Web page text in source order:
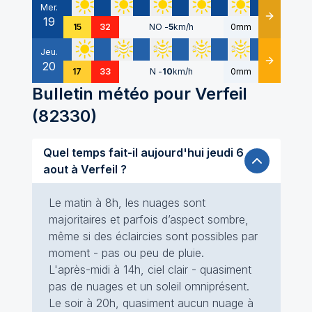
Mer.
19 15 32 NO -5km/h 0mm Détails
Jeu.
20 17 33 N -10km/h 0mm Détails
Bulletin météo pour Verfeil
(82330)
Quel temps fait-il aujourd'hui jeudi 6
aout à Verfeil ?
Le matin à 8h, les nuages sont
majoritaires et parfois d’aspect sombre,
même si des éclaircies sont possibles par
moment - pas ou peu de pluie.
L'après-midi à 14h, ciel clair - quasiment
pas de nuages et un soleil omniprésent.
Le soir à 20h, quasiment aucun nuage à